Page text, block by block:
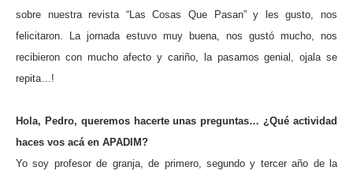
sobre nuestra revista “Las Cosas Que Pasan” y les gusto, nos
felicitaron.
La jornada estuvo muy buena, nos gustó mucho, nos
recibieron con mucho afecto y cariño, la pasamos genial, ojala se
repita…!
Hola, Pedro, queremos hacerte unas preguntas… ¿Qué actividad
haces vos acá en APADIM?
Yo soy profesor de granja, de primero, segundo y tercer año de la